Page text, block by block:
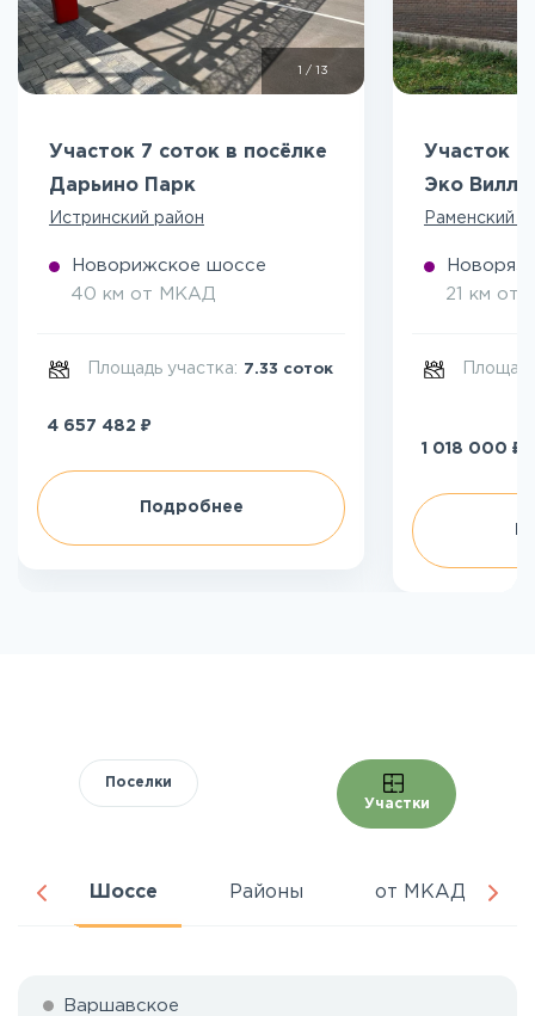
/ 13
Участок 7 соток в посёлке
Дарьино Парк
Истринский район
Новорижское шоссе
40 км от МКАД
Площадь участка: 7.33 соток
4 657 482 ₽
Подробнее
Участок 5
Эко
Раменский
21 км от
1 018 000 ₽
Поселки
Участки
Шоссе Районы от МКАД
Варшавское